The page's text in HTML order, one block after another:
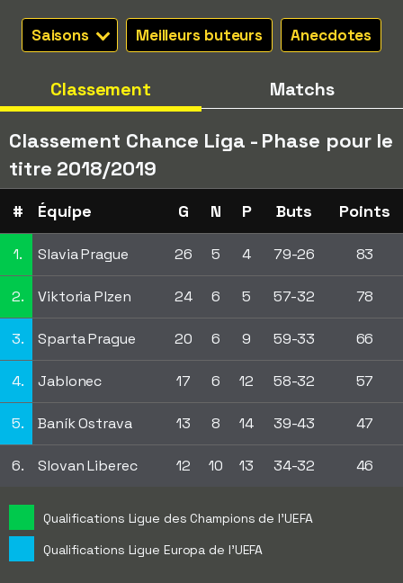
Saisons Meilleurs buteurs Anecdotes
Classement Matchs
Classement Chance Liga - Phase pour le
titre 2018/2019
# Équipe G N P Buts Points
1. Slavia Prague 26 5 4 79-26 83
2. Viktoria Plzen 24 6 5 57-32 78
3. Sparta Prague 20 6 9 59-33 66
4. Jablonec 17 6 12 58-32 57
5. Baník Ostrava 13 8 14 39-43 47
6. Slovan Liberec 12 10 13 34-32 46
Qualifications Ligue des Champions de l'UEFA
Qualifications Ligue Europa de l'UEFA